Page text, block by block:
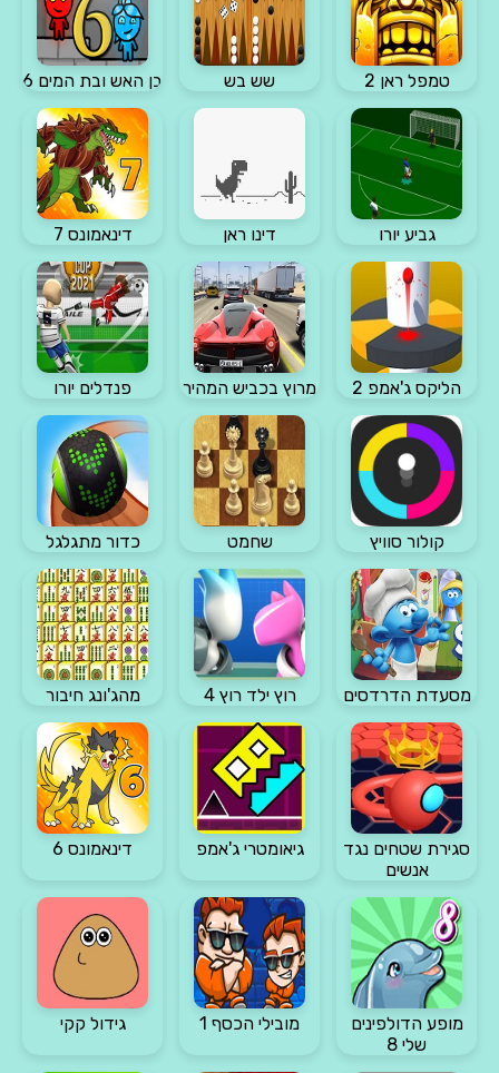
טמפל ראן 2 שש בש בן האש ובת המים 6
גביע יורו דינו ראן דינאמונס 7
הליקס ג'אמפ 2 מרוץ בכביש המהיר פנדלים יורו
קולור סוויץ שחמט כדור מתגלגל
מסעדת הדרדסים רוץ ילד רוץ 4 מהג'ונג חיבור
סגירת שטחים נגד
אנשים
גיאומטרי ג'אמפ דינאמונס 6
מופע הדולפינים
שלי 8
מובילי הכסף 1 גידול קקי